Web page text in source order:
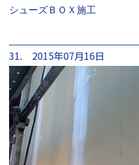
シューズＢＯＸ施工
31. 2015年07月16日